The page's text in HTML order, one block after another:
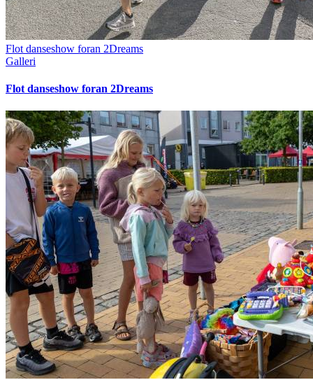
Flot danseshow foran 2Dreams
Galleri
Flot danseshow foran 2Dreams